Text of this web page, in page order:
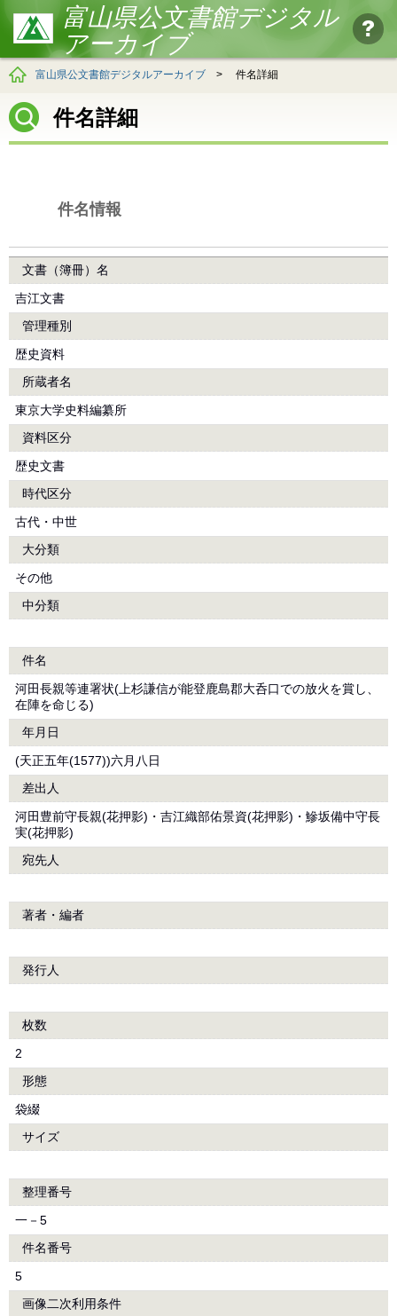
富山県公文書館デジタル
アーカイブ
富山県公文書館デジタルアーカイブ > 件名詳細
件名詳細
件名情報
文書（簿冊）名
吉江文書
管理種別
歴史資料
所蔵者名
東京大学史料編纂所
資料区分
歴史文書
時代区分
古代・中世
大分類
その他
中分類
件名
河田長親等連署状(上杉謙信が能登鹿島郡大呑口での放火を賞し、
在陣を命じる)
年月日
(天正五年(1577))六月八日
差出人
河田豊前守長親(花押影)・吉江織部佑景資(花押影)・鰺坂備中守長
実(花押影)
宛先人
著者・編者
発行人
枚数
2
形態
袋綴
サイズ
整理番号
一－5
件名番号
5
画像二次利用条件